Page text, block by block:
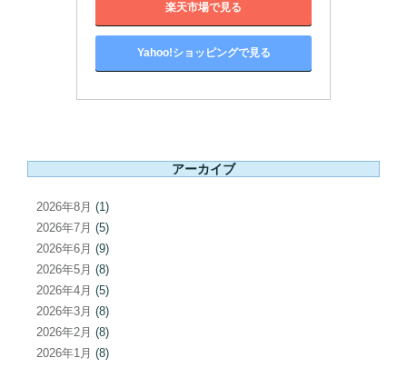
楽天市場で見る
Yahoo!ショッピングで見る
アーカイブ
2026年8月 (1)
2026年7月 (5)
2026年6月 (9)
2026年5月 (8)
2026年4月 (5)
2026年3月 (8)
2026年2月 (8)
2026年1月 (8)